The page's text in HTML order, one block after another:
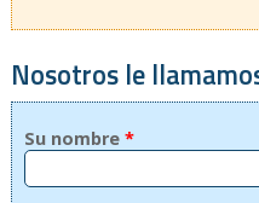
Nosotros le
Su nombre *